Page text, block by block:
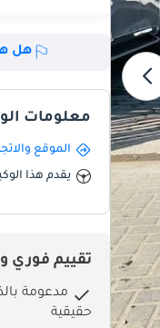
هل
معلومات
الموقع
يقدم هذا
تقييم فوري
مدعومة
حقيقية